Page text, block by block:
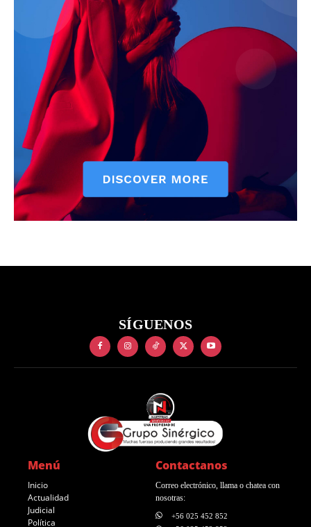
SÍGUENOS
Menú
Inicio
Actualidad
Judicial
Política
Contactanos
Correo electrónico, llama o chatea con
nosotras:
+56 025 452 852